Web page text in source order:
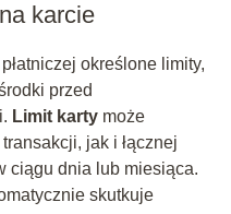
karcie
określone limity,
przed
Limit kartymoże
jak i łącznej
ciągu dnia lub miesiąca.
skutkuje